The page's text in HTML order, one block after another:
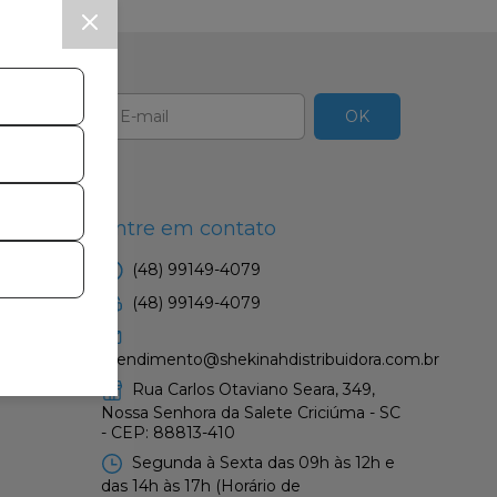
Entre em contato
(48) 99149-4079
(48) 99149-4079
atendimento@shekinahdistribuidora.com.br
Rua Carlos Otaviano Seara, 349,
Nossa Senhora da Salete Criciúma - SC
- CEP: 88813-410
Segunda à Sexta das 09h às 12h e
das 14h às 17h (Horário de